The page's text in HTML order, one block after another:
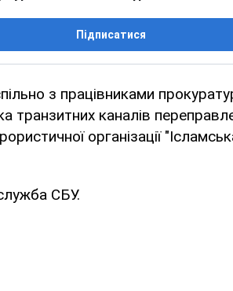
Підписатися
з працівниками
транзитних каналів
організації
СБУ.